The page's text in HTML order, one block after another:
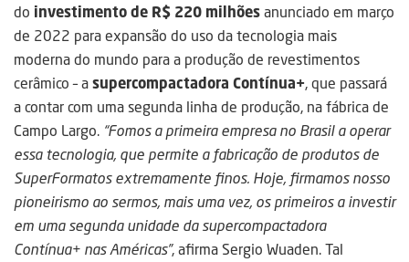
do investimento de R$ 220 milhõesanunciado em março
de 2022 para expansão do uso da tecnologia mais
moderna do mundo para a produção de revestimentos
cerâmico – asupercompactadora Contínua+, que passará
a contar com uma segunda linha de produção, na fábrica de
Campo Largo. “Fomos a primeira empresa no Brasil a operar
essa tecnologia, que permite a fabricação de produtos de
SuperFormatos extremamente finos. Hoje, firmamos nosso
pioneirismo ao sermos, mais uma vez, os primeiros a investir
em uma segunda unidade da supercompactadora
Contínua+ nas Américas”, afirma Sergio Wuaden. Tal